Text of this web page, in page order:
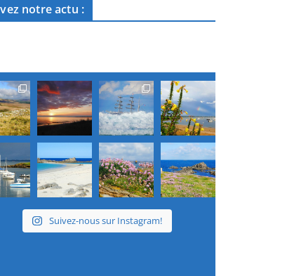
notre actu :
Suivez-nous sur Instagram!